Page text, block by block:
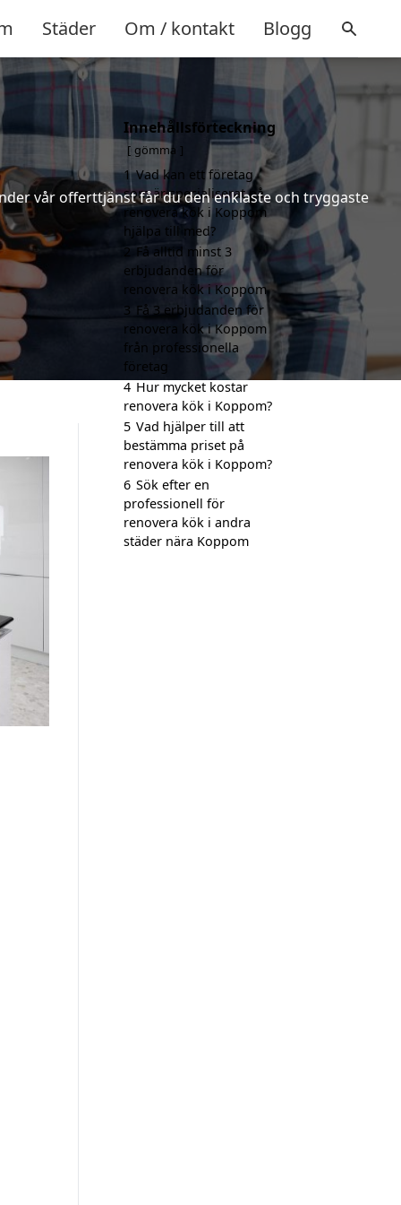
Städer Om / kontakt Blogg
vår offerttjänst får du den enklaste och tryggaste
Innehållsförteckning
gömma
1 Vad kan ett företag
som är specialiserat på
renovera kök i Koppom
hjälpa till med?
2 Få alltid minst 3
erbjudanden för
renovera kök i Koppom
3 Få 3 erbjudanden för
renovera kök i Koppom
från professionella
företag
4 Hur mycket kostar
renovera kök i Koppom?
5 Vad hjälper till att
bestämma priset på
renovera kök i Koppom?
6 Sök efter en
professionell för
renovera kök i andra
städer nära Koppom